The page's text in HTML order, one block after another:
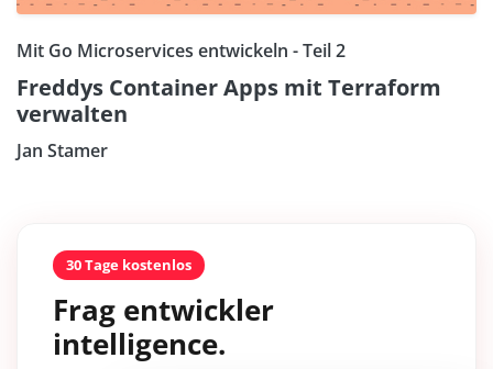
Mit Go Microservices entwickeln - Teil 2
Freddys Container Apps mit Terraform
verwalten
Jan Stamer
30 Tage kostenlos
Frag entwickler
intelligence.